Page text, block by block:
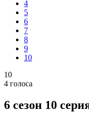
4
5
6
7
8
9
10
10
4 голоса
6 сезон 10